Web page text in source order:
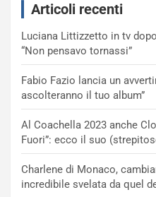
Articoli recenti
Luciana Littizzetto in tv
“Non pensavo tornassi”
Fabio Fazio lancia un
ascolteranno il tuo album”
Al Coachella 2023 anche
Fuori”: ecco il suo
Charlene di Monaco,
incredibile svelata da quel